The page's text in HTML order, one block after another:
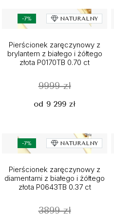
-7% NATURALNY
Pierścionek zaręczynowy z
brylantem z białego i żółtego
złota P0170TB 0.70 ct
9999 zł
od 9 299 zł
-7% NATURALNY
Pierścionek zaręczynowy z
diamentami z białego i żółtego
złota P0643TB 0.37 ct
3899 zł